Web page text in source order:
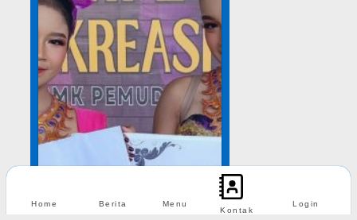
Home Berita Menu
Kontak
Login